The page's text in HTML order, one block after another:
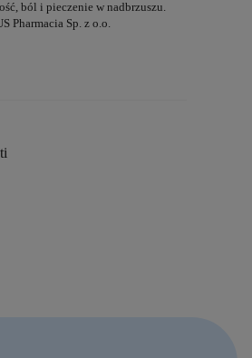
ból i pieczenie w nadbrzuszu.
Pharmacia Sp. z o.o.